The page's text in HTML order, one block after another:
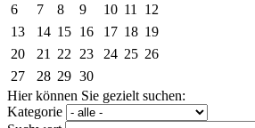
6
7 8 9 10 11
12
13
14 15 16 17 18 19
20
21 22 23 24 25 26
27
28 29 30
Hier können Sie gezielt suchen:
Kategorie